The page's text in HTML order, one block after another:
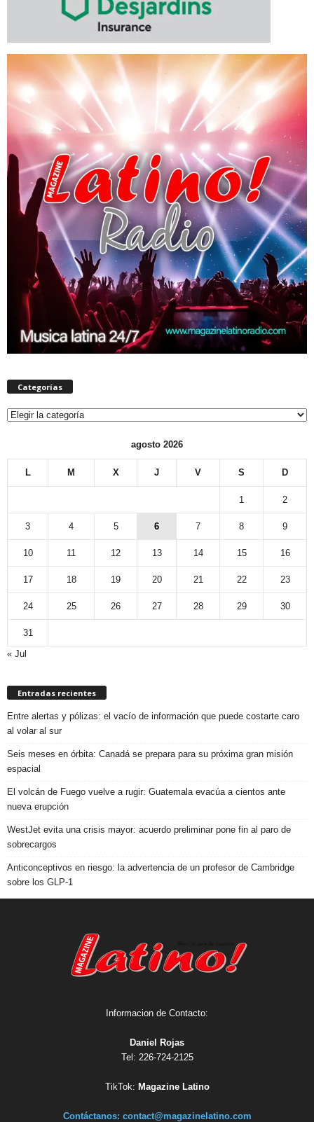
Categorías
Categorías
agosto 2026
L M X J V S D
1 2
3 4 5 6 7 8 9
10 11 12 13 14 15 16
17 18 19 20 21 22 23
24 25 26 27 28 29 30
31
« Jul
Entradas recientes
Entre alertas y pólizas: el vacío de información que puede costarte caro
al volar al sur
Seis meses en órbita: Canadá se prepara para su próxima gran misión
espacial
El volcán de Fuego vuelve a rugir: Guatemala evacúa a cientos ante
nueva erupción
WestJet evita una crisis mayor: acuerdo preliminar pone fin al paro de
sobrecargos
Anticonceptivos en riesgo: la advertencia de un profesor de Cambridge
sobre los GLP-1
Informacion de Contacto:
Daniel Rojas
Tel: 226-724-2125
TikTok: Magazine Latino
Contáctanos: contact@magazinelatino.com